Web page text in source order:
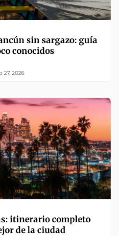
sin sargazo: guía
conocidos
27, 2026
itinerario completo
de la ciudad